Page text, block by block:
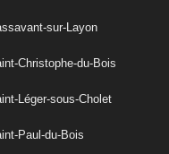
sur-Layon
Christophe-du-Bois
Léger-sous-Cholet
Paul-du-Bois